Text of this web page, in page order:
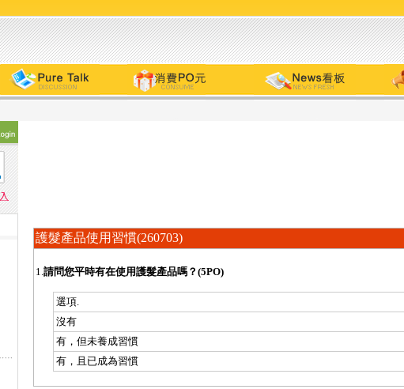
護髮產品使用習慣(260703)
1.請問您平時有在使用護髮產品嗎？(5PO)
選項.
沒有
有，但未養成習慣
有，且已成為習慣